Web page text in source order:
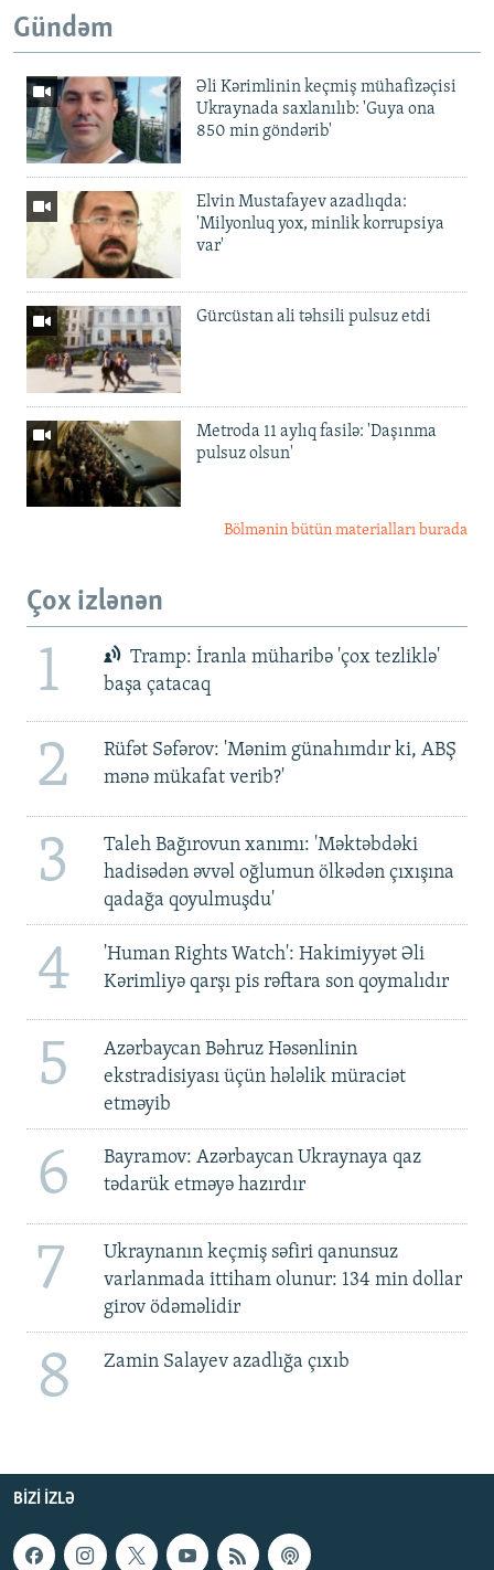
Gündəm
Əli Kərimlinin keçmiş mühafizəçisi
Ukraynada saxlanılıb: 'Guya ona
850 min göndərib'
Elvin Mustafayev azadlıqda:
'Milyonluq yox, minlik korrupsiya
var'
Gürcüstan ali təhsili pulsuz etdi
Metroda 11 aylıq fasilə: 'Daşınma
pulsuz olsun'
Bölmənin bütün materialları burada
Çox izlənən
1
Tramp: İranla müharibə 'çox tezliklə'
başa çatacaq
2
Rüfət Səfərov: 'Mənim günahımdır ki, ABŞ
mənə mükafat verib?'
3
Taleh Bağırovun xanımı: 'Məktəbdəki
hadisədən əvvəl oğlumun ölkədən çıxışına
qadağa qoyulmuşdu'
4
'Human Rights Watch': Hakimiyyət Əli
Kərimliyə qarşı pis rəftara son qoymalıdır
5
Azərbaycan Bəhruz Həsənlinin
ekstradisiyası üçün hələlik müraciət
etməyib
6
Bayramov: Azərbaycan Ukraynaya qaz
tədarük etməyə hazırdır
7
Ukraynanın keçmiş səfiri qanunsuz
varlanmada ittiham olunur: 134 min dollar
girov ödəməlidir
8 Zamin Salayev azadlığa çıxıb
BIZI IZLƏ